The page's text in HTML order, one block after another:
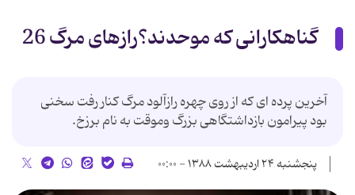
گناهکارانی که موحدند؟رازهای مرگ 26
آخرین پرده ای که از روی چهره رازآلود مرگ کنار رفت سخنی
بود پیرامون بازداشتگاهی بزرگ وموقت به نام برزخ.
پنجشنبه ۲۴ اردیبهشت ۱۳۸۸ - ۰۰:۰۰